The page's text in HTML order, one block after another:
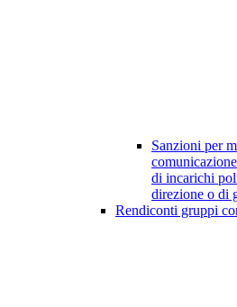
Sanzioni per
di incarichi
direzione o di
Rendiconti gruppi